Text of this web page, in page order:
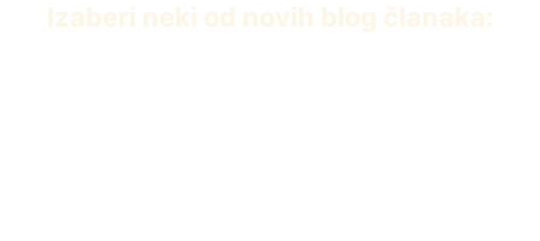
Izaberi neki od novih blog članaka: